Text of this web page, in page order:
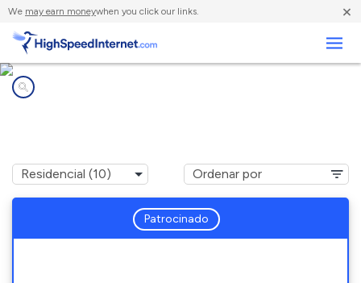
We may earn moneywhen you click our links. ×
Patrocinado